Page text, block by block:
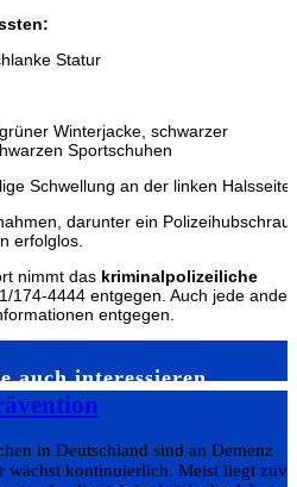
Statur
Winterjacke, schwarzer
Sportschuhen
Schwellung an der linken Halsseite
darunter ein
erfolglos.
nimmt das kriminalpolizeiliche
174-4444 entgegen. Auch jede
entgegen.
auch interessieren…
in Deutschland sind an Demenz
wächst kontinuierlich. Meist liegt